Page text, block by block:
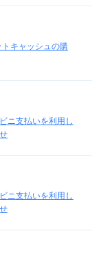
キャッシュの購
ニ支払いを利用し
ニ支払いを利用し